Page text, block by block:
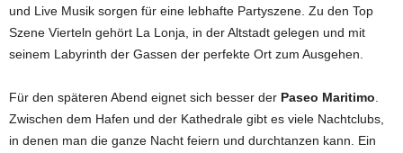
und Live Musik sorgen für eine lebhafte Partyszene. Zu den Top
Szene Vierteln gehört La Lonja, in der Altstadt gelegen und mit
seinem Labyrinth der Gassen der perfekte Ort zum Ausgehen.
Für den späteren Abend eignet sich besser der Paseo Maritimo
Zwischen dem Hafen und der Kathedrale gibt es viele Nachtclubs,
in denen man die ganze Nacht feiern und durchtanzen kann. Ein